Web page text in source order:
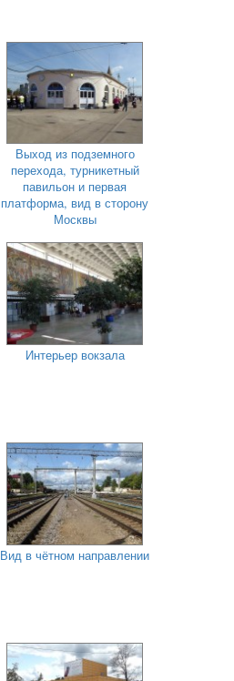
Выход из подземного
перехода, турникетный
павильон и первая
платформа, вид в сторону
Москвы
Интерьер вокзала
Вид в чётном направлении